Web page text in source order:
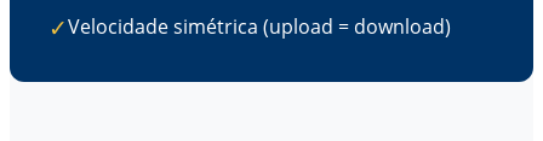
✓Velocidade simétrica (upload = download)